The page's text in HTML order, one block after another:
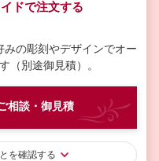
ドで注文する
みの彫刻やデザインでオー
（別途御見積）。
相談・御見積
を確認する